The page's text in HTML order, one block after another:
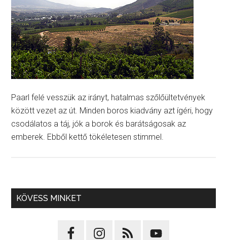
Paarl felé vesszük az irányt, hatalmas szőlőültetvények
között vezet az út. Minden boros kiadvány azt ígéri, hogy
csodálatos a táj, jók a borok és barátságosak az
emberek. Ebből kettő tökéletesen stimmel.
KÖVESS MINKET